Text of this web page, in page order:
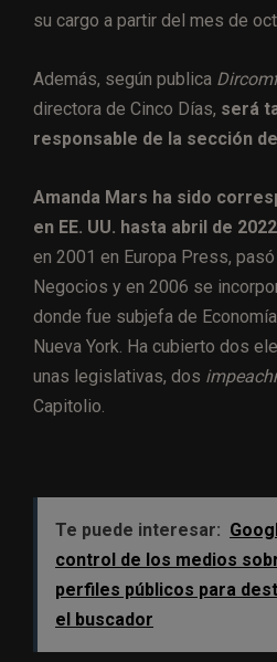
su cargo a partir del mes de
Además, según publica
directora de Cinco Días, será
responsable de la sección
Amanda Mars ha sido
en EE. UU. hasta abril de
en 2001 en Europa Press,
Negocios y en 2006 se
donde fue subjefa de
Nueva York. Ha cubierto dos
unas legislativas, dos
Capitolio.
Te puede interesar:
control de los medios
perfiles públicos para
el buscador